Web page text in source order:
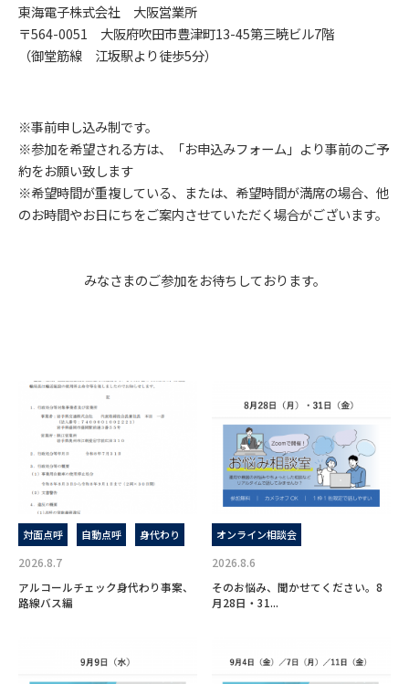
東海電子株式会社 大阪営業所
〒564-0051 大阪府吹田市豊津町13-45第三暁ビル7階
（御堂筋線 江坂駅より徒歩5分）
※事前申し込み制です。
※参加を希望される方は、「お申込みフォーム」より事前のご予
約をお願い致します
※希望時間が重複している、または、希望時間が満席の場合、他
のお時間やお日にちをご案内させていただく場合がございます。
みなさまのご参加をお待ちしております。
対面点呼 自動点呼 身代わり
2026.8.7
アルコールチェック身代わり事案、
路線バス編
オンライン相談会
2026.8.6
そのお悩み、聞かせてください。8
月28日・31...